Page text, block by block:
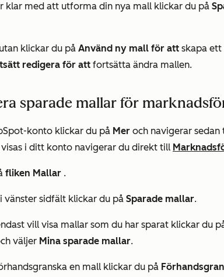
klar med att utforma din nya mall klickar du på
klickar du på Använd ny mall för att skapa
redigera för att fortsätta ändra mallen.
sparade mallar för
konto klickar du på Mer och navigerar sedan
i ditt konto navigerar du direkt till
fliken Mallar .
vänster sidfält klickar du på Sparade mallar.
vill visa mallar som du har sparat klickar du
väljer Mina sparade mallar.
en mall klickar du på